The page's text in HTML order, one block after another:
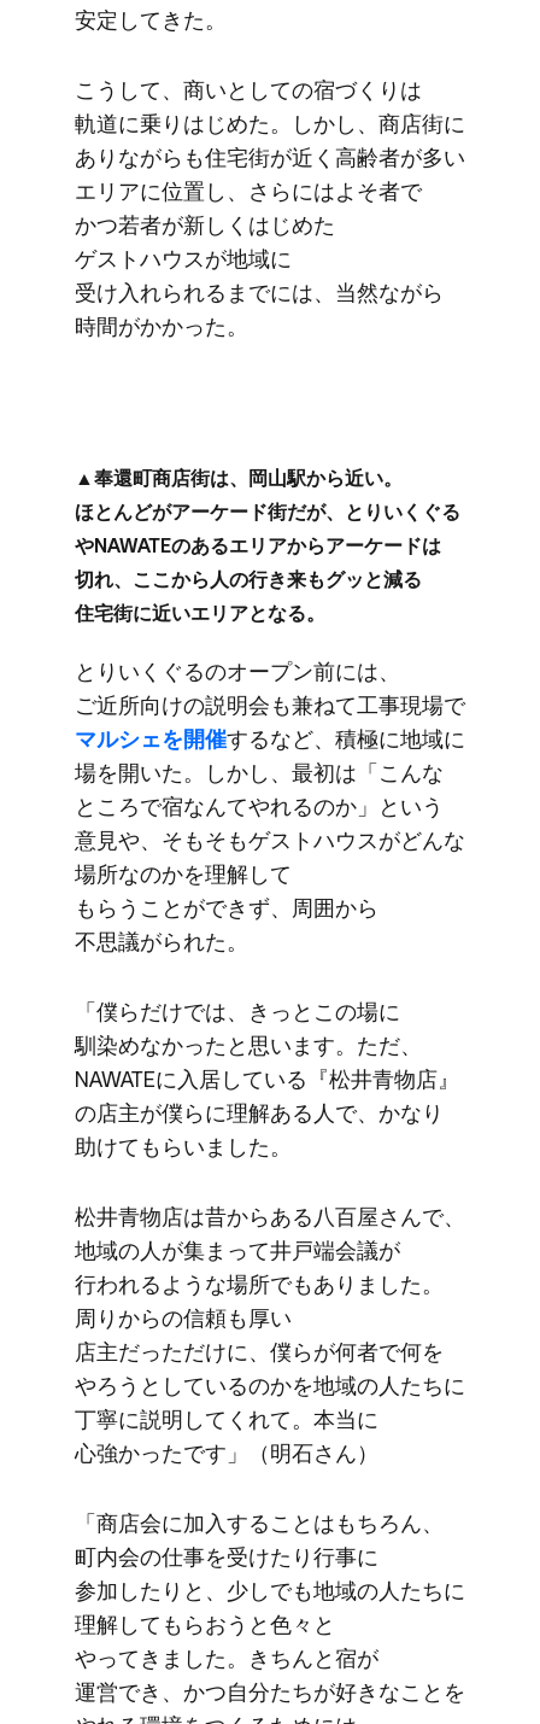
安定してきた。
こうして、​商いと​しての​宿づくりは​
軌道に​乗り​はじめた。​しかし、​商店街に​
ありながらも​住宅街が​近く​高齢者が​多い​
エリアに​位置し、​さらには​よそ者で​
かつ若者が​新しく​はじめた​
ゲストハウスが​地域に​
受け入れられるまでには、​当然ながら​
時間が​かかった。
▲奉還町商店街は、​岡山駅から​近い。​
ほとんどが​アーケード街だが、​とりいく​ぐる​
や​NAWATEの​ある​エリアから​アーケードは​
切れ、​ここから​人の​行き来も​グッと​減る​
住宅街に​近い​エリアと​なる。
とりいく​ぐるの​オープン前には、​
ご近所向けの​説明会も​兼ねて​工事現場で
マルシェを​開催するなど、​積極に​地域に​
場を​開いた。​しかし、​最初は​「こんな​
ところで​宿なんて​やれるのか」と​いう​
意見や、​そも​そも​ゲストハウスが​どんな​
場所なのかを​理解して​
もらうことができず、​周囲から​
不思議がられた。
「僕らだけでは、​きっと​この​場に​
馴染めなかったと​思います。​ただ、​
NAWATEに​入居している​『松井青物店』
の​店主が​僕らに​理解ある​人で、​かなり​
助けて​もらいました。
松井青物店は​昔から​ある​八百屋さんで、​
地域の​人が​集まって​井戸端会議が​
行われるような​場所でもありました。​
周りからの​信頼も​厚い​
店主だっただけに、​僕らが​何者で​何を​
やろうと​しているのかを​地域の​人たちに​
丁寧に​説明してくれて。​本当に​
心強かったです」​（明石さん）
「商店会に​加入する​ことは​もちろん、​
町内会の​仕事を​受けたり​行事に​
参加したりと、​少しでも​地域の​人たちに​
理解して​もら​おうと​色々と​
やってきました。​きちんと​宿が​
運営でき、​かつ​自分た​ちが​好きな​ことを​